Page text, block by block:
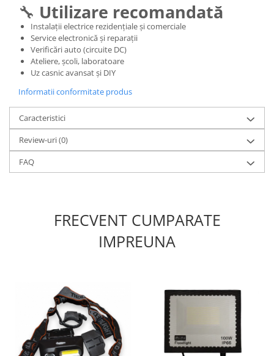
🔧 Utilizare recomandată
Instalații electrice rezidențiale și comerciale
Service electronică și reparații
Verificări auto (circuite DC)
Ateliere, școli, laboratoare
Uz casnic avansat și DIY
Informatii conformitate produs
Caracteristici
Review-uri(0)
FAQ
FRECVENT CUMPARATE
IMPREUNA